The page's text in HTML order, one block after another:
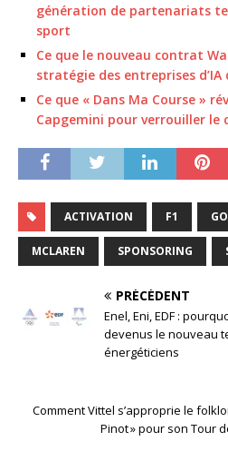
génération de partenariats
sport
Ce que le nouveau contrat
stratégie des entreprises
Ce que « Dans Ma Course »
Capgemini pour verrouiller le
ACTIVATION F1
MCLAREN SPONSORING
PRÉCÉDENT
Enel, Eni, EDF :
devenus le nouveau
énergéticiens
Comment Vittel s’approprie le
Pinot » pour son Tour